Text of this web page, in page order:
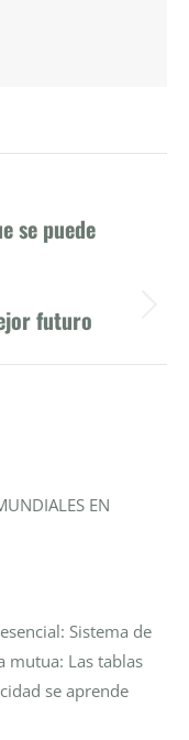
se puede
futuro
EN
Sistema de
mutua: Las tablas
se aprende